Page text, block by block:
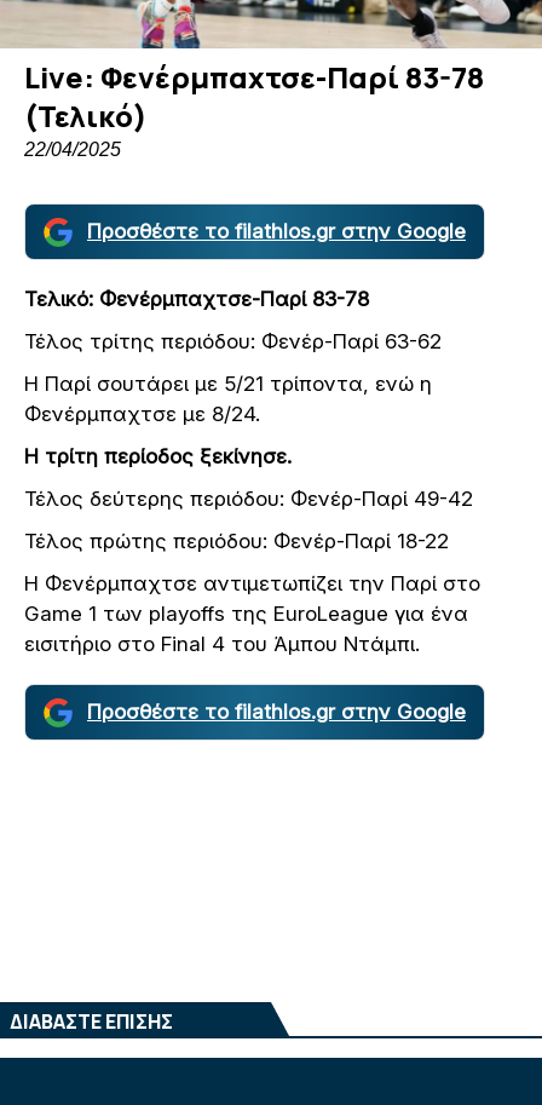
Live: Φενέρμπαχτσε-Παρί 83-78
(Τελικό)
22/04/2025
Προσθέστε το filathlos.gr στην Google
Τελικό: Φενέρμπαχτσε-Παρί 83-78
Τέλος τρίτης περιόδου: Φενέρ-Παρί 63-62
Η Παρί σουτάρει με 5/21 τρίποντα, ενώ η
Φενέρμπαχτσε με 8/24.
Η τρίτη περίοδος ξεκίνησε.
Τέλος δεύτερης περιόδου: Φενέρ-Παρί 49-42
Τέλος πρώτης περιόδου: Φενέρ-Παρί 18-22
Η Φενέρμπαχτσε αντιμετωπίζει την Παρί στο
Game 1 των playoffs της EuroLeague για ένα
εισιτήριο στο Final 4 του Άμπου Ντάμπι.
Προσθέστε το filathlos.gr στην Google
ΔΙΑΒΑΣΤΕ ΕΠΙΣΗΣ